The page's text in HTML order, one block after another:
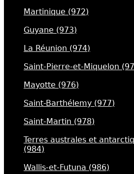
Martinique (972)
Guyane (973)
La Réunion (974)
Saint-Pierre-et-Miquelon
Mayotte (976)
Saint-Barthélemy (977)
Saint-Martin (978)
Terres australes et
(984)
Wallis-et-Futuna (986)